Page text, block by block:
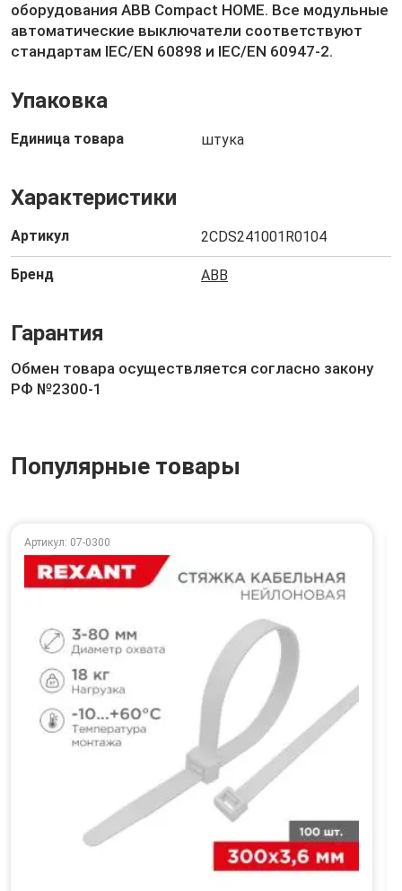
оборудования ABB Compact HOME. Все модульные
автоматические выключатели соответствуют
стандартам IEC/EN 60898 и IEC/EN 60947-2.
Упаковка
Единица товара штука
Характеристики
Артикул 2CDS241001R0104
Бренд ABB
Гарантия
Обмен товара осуществляется согласно закону
РФ №2300-1
Популярные товары
Артикул: 07-0300